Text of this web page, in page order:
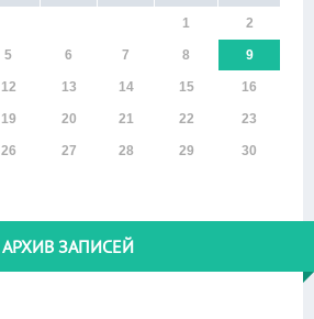
1 2
5 6 7 8 9
12 13 14 15 16
19 20 21 22 23
26 27 28 29 30
АРХИВ ЗАПИСЕЙ